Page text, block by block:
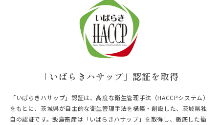
「いばらきハサップ」認証を取得
「いばらきハサップ」認証は、高度な衛生管理手法（HACCPシステム）
をもとに、茨城県が自主的な衛生管理手法を構築・創設した、茨城県独
自の認証です。飯島畜産は「いばらきハサップ」を取得し、徹底した衛